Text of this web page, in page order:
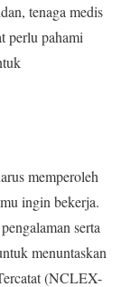
tenaga medis
perlu pahami
memperoleh
ingin bekerja.
serta
menuntaskan
(NCLEX-